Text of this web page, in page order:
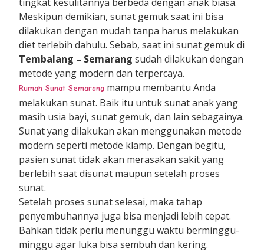
Meskipun demikian, sunat gemuk saat ini bisa
dilakukan dengan mudah tanpa harus melakukan
diet terlebih dahulu. Sebab, saat ini sunat gemuk di
Tembalang – Semarangsudah dilakukan dengan
metode yang modern dan terpercaya.
Rumah Sunat Semarang mampu membantu Anda
melakukan sunat. Baik itu untuk sunat anak yang
masih usia bayi, sunat gemuk, dan lain sebagainya.
Sunat yang dilakukan akan menggunakan metode
modern seperti metode klamp. Dengan begitu,
pasien sunat tidak akan merasakan sakit yang
berlebih saat disunat maupun setelah proses
sunat.
Setelah proses sunat selesai, maka tahap
penyembuhannya juga bisa menjadi lebih cepat.
Bahkan tidak perlu menunggu waktu berminggu-
minggu agar luka bisa sembuh dan kering.